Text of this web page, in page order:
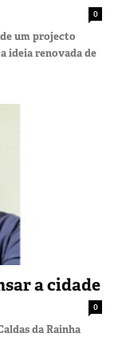
0
um projecto
ideia renovada de
a cidade
0
da Rainha